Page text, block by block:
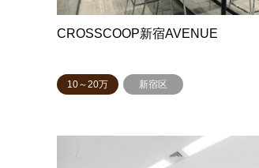
CROSSCOOP新宿AVENUE
10～20万 新宿区